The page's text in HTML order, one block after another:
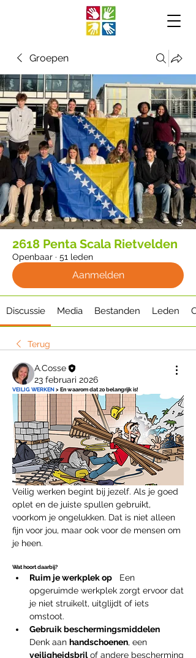
Groepen
2618 Penta Scala Rietvelden
Openbaar · 51 leden
Aanmelden
Discussie Media Bestanden Leden
Terug
A.Cosse
23 februari 2026
VEILIG WERKEN > En waarom dat zo belangrijk is!
Veilig werken begint bij jezelf. Als je goed
oplet en de juiste spullen gebruikt,
voorkom je ongelukken. Dat is niet alleen
fijn voor jou, maar ook voor de mensen om
je heen.
Wat hoort daarbij?
Ruim je werkplek op Een
opgeruimde werkplek zorgt ervoor dat
je niet struikelt, uitglijdt of iets
omstoot.
Gebruik beschermingsmiddelen
Denk aan handschoenen
veiligheidsbril of andere bescherming